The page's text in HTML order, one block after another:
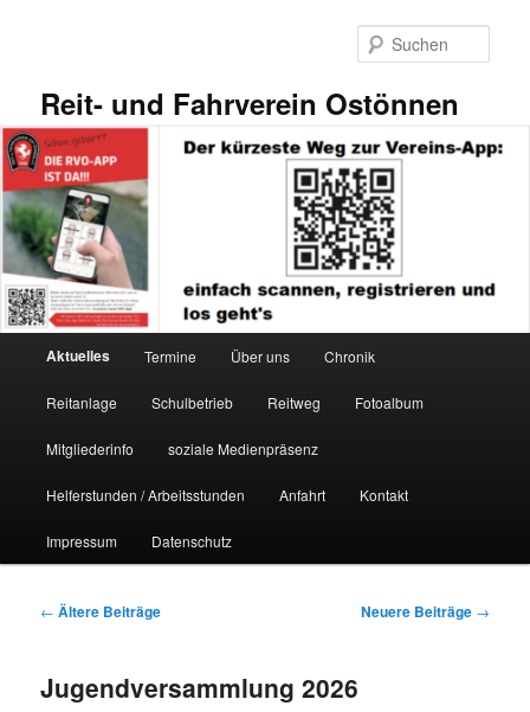
Reit- und Fahrverein Ostönnen
Aktuelles Termine Über uns Chronik
Reitanlage Schulbetrieb Reitweg Fotoalbum
Mitgliederinfo soziale Medienpräsenz
Helferstunden / Arbeitsstunden Anfahrt Kontakt
Impressum Datenschutz
Beitragsnavigation
← Ältere Beiträge Neuere Beiträge →
Jugendversammlung 2026